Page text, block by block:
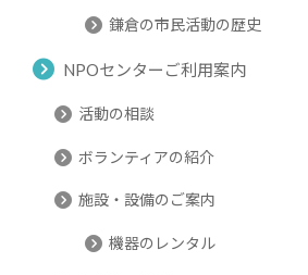
鎌倉の市民活動の歴史
NPOセンターご利用案内
活動の相談
ボランティアの紹介
施設・設備のご案内
機器のレンタル